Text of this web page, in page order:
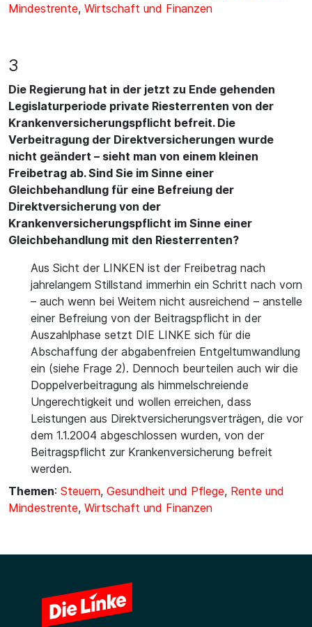
Mindestrente, Wirtschaft und Finanzen
3
Die Regierung hat in der jetzt zu Ende gehenden
Legislaturperiode private Riesterrenten von der
Krankenversicherungspflicht befreit. Die
Verbeitragung der Direktversicherungen wurde
nicht geändert – sieht man von einem kleinen
Freibetrag ab. Sind Sie im Sinne einer
Gleichbehandlung für eine Befreiung der
Direktversicherung von der
Krankenversicherungspflicht im Sinne einer
Gleichbehandlung mit den Riesterrenten?
Aus Sicht der LINKEN ist der Freibetrag nach
jahrelangem Stillstand immerhin ein Schritt nach vorn
– auch wenn bei Weitem nicht ausreichend – anstelle
einer Befreiung von der Beitragspflicht in der
Auszahlphase setzt DIE LINKE sich für die
Abschaffung der abgabenfreien Entgeltumwandlung
ein (siehe Frage 2). Dennoch beurteilen auch wir die
Doppelverbeitragung als himmelschreiende
Ungerechtigkeit und wollen erreichen, dass
Leistungen aus Direktversicherungsverträgen, die vor
dem 1.1.2004 abgeschlossen wurden, von der
Beitragspflicht zur Krankenversicherung befreit
werden.
Themen: Steuern, Gesundheit und Pflege, Rente und
Mindestrente, Wirtschaft und Finanzen